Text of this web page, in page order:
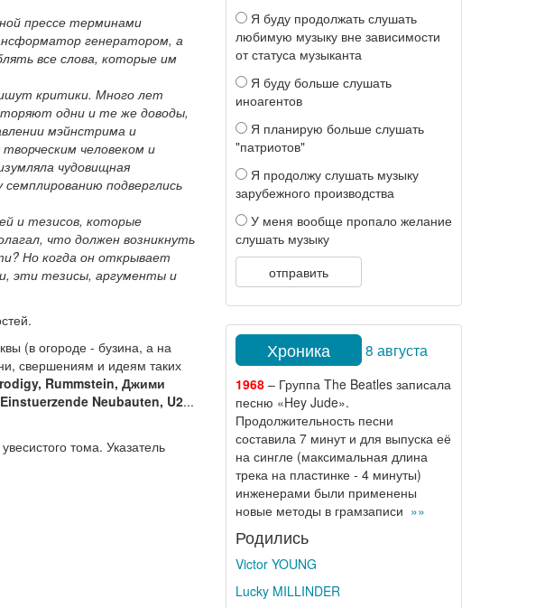
прессе терминами
генератором, а
все слова, которые им
критики. Много лет
одни и те же доводы,
мэйнстрима и
человеком и
чудовищная
подверглись
и тезисов, которые
что должен возникнуть
Но когда он открывает
эти тезисы, аргументы и
(в огороде - бузина, а на
свершениям и идеям таких
Rummstein, Джими
Neubauten, U2...
тома. Указатель
Я буду продолжать слушать
любимую музыку вне зависимости
от статуса музыканта
Я буду больше слушать
иноагентов
Я планирую больше слушать
"патриотов"
Я продолжу слушать музыку
зарубежного производства
У меня вообще пропало желание
слушать музыку
отправить
Хроника 8 августа
1968– Группа The Beatles записала
песню «Hey Jude».
Продолжительность песни
составила 7 минут и для выпуска её
на сингле (максимальная длина
трека на пластинке - 4 минуты)
инженерами были применены
новые методы в грамзаписи »»
Родились
Victor YOUNG
Lucky MILLINDER